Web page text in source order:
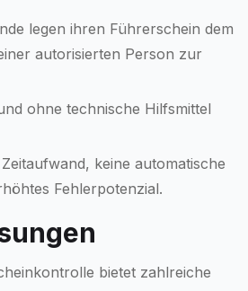
legen ihren Führerschein dem
autorisierten Person zur
ohne technische Hilfsmittel
keine automatische
Fehlerpotenzial.
bietet zahlreiche